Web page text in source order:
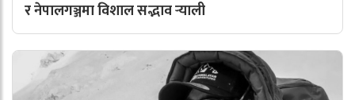
र नेपालगञ्जमा विशाल सद्भाव र्‍याली